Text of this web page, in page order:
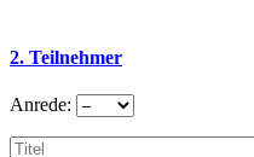
2. Teilnehmer
Anrede: